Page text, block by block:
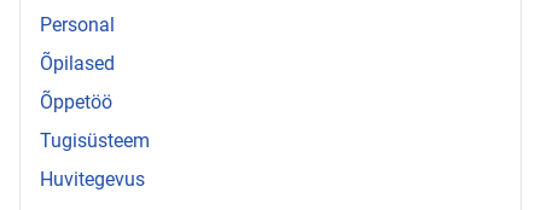
Personal
Õpilased
Õppetöö
Tugisüsteem
Huvitegevus